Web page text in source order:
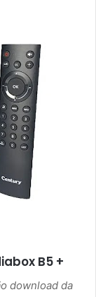
B5 +
download da